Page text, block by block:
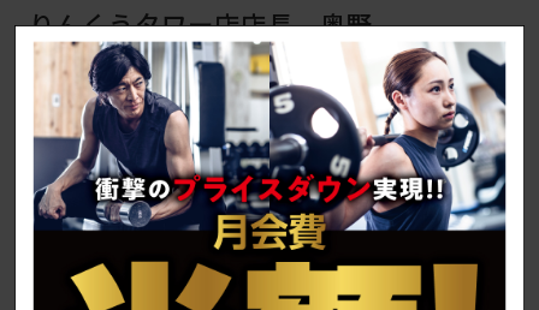
りんくうタワー店店長 奥野
りんくうタワー店へようこ
そ！高層ビルの中とは思えな
いマシンジムとスタジオで、
心身ともに健康な時間をお過
ごしください。
you
use
an
automatic
translation
service,
the
Japanese